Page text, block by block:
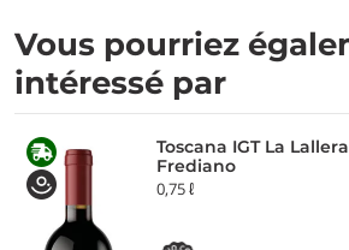
Vous pourriez
intéressé par
Toscana IGT La
Frediano
0,75 ℓ